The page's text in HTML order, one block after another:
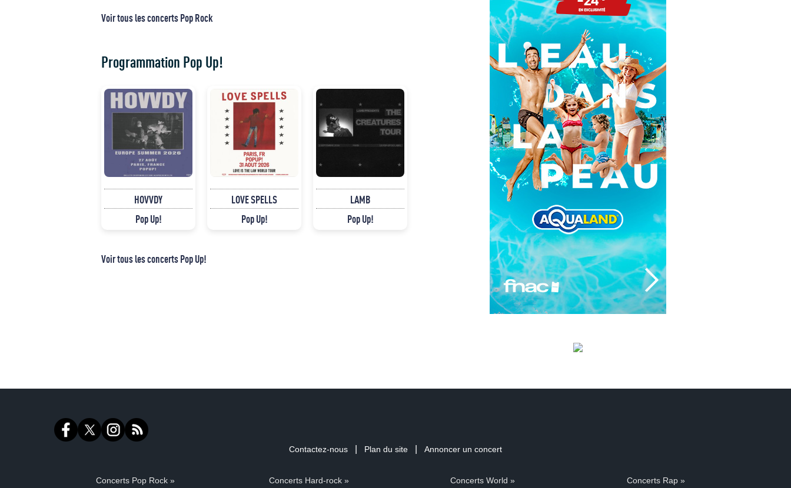
Voir tous les concerts Pop Rock
Programmation Pop Up!
HOVVDY
Pop Up!
LOVE SPELLS
Pop Up!
LAMB
Pop Up!
Voir tous les concerts Pop Up!
Contactez-nous Plan du site Annoncer un concert
Concerts Pop Rock » Concerts Hard-rock » Concerts World » Concerts Rap »